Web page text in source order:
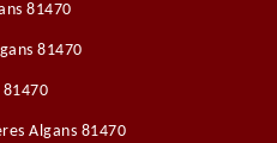
81470
81470
Algans 81470